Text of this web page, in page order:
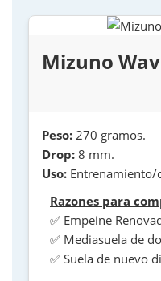
Mizuno
Peso: 270 gramos.
Drop: 8 mm.
Uso:
Razones para
✅ Empeine
✅ Mediasuela de
✅ Suela de nuevo